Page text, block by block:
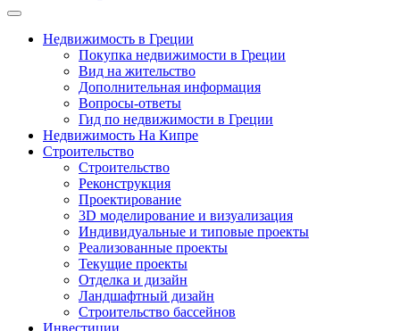
Недвижимость в Греции
Покупка недвижимости в Греции
Вид на жительство
Дополнительная информация
Вопросы-ответы
Гид по недвижимости в Греции
Недвижимость На Кипре
Строительство
Строительство
Реконструкция
Проектирование
3D моделирование и визуализация
Индивидуальные и типовые проекты
Реализованные проекты
Текущие проекты
Отделка и дизайн
Ландшафтный дизайн
Строительство бассейнов
Инвестиции